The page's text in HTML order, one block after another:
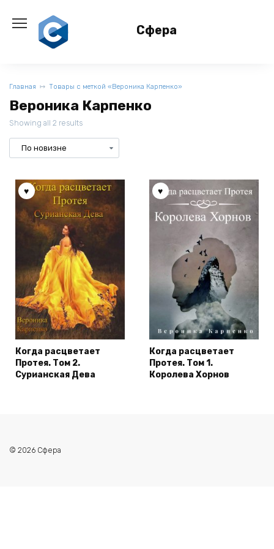
содержанию
Сфера
Главная Товары с меткой «Вероника Карпенко»
Вероника Карпенко
Showing all 2 results
Когда расцветает
Протея. Том 2.
Сурианская Дева
Когда расцветает
Протея. Том 1.
Королева Хорнов
© 2026 Сфера